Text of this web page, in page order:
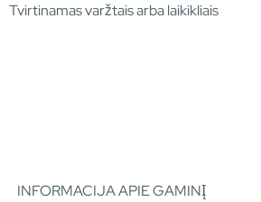
Tvirtinamas varžtais arba laikikliais
INFORMACIJA APIE GAMINĮ